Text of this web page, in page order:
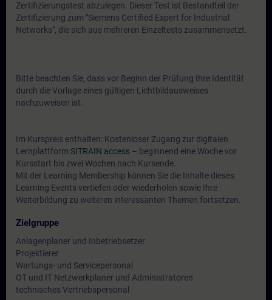
Zertifizierungstest abzulegen. Dieser Test ist Bestandteil der
Zertifizierung zum "Siemens Certified Expert for Industrial
Networks", die sich aus mehreren Einzeltests zusammensetzt.
Bitte beachten Sie, dass vor Beginn der Prüfung Ihre Identität
durch die Vorlage eines gültigen Lichtbildausweises
nachzuweisen ist.
Im Kurspreis enthalten: Kostenloser Zugang zur digitalen
Lernplattform SITRAIN access – beginnend eine Woche vor
Kursstart bis zwei Wochen nach Kursende.
Mit der Learning Membership können Sie die Inhalte dieses
Learning Events vertiefen oder wiederholen sowie Ihre
Weiterbildung zu weiteren interessanten Themen fortsetzen.
Zielgruppe
Anlagenplaner und Inbetriebsetzer
Projektierer
Wartungs- und Servicepersonal
OT und IT Netzwerkplaner und Administratoren
technisches Vertriebspersonal